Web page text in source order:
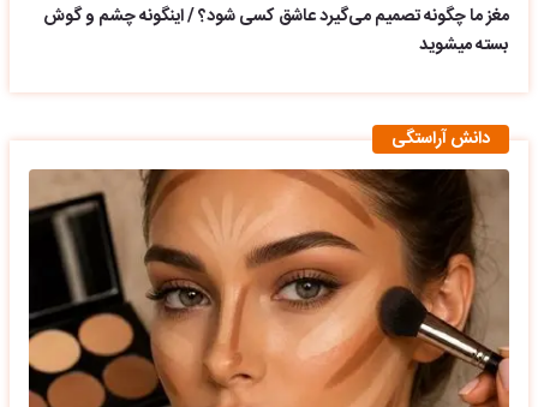
مغز ما چگونه تصمیم می‌گیرد عاشق کسی شود؟ / اینگونه چشم و گوش
بسته میشوید
دانش آراستگی